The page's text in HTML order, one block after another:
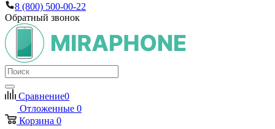
8 (800) 500-00-22
Обратный звонок
Сравнение0
Отложенные 0
Корзина 0